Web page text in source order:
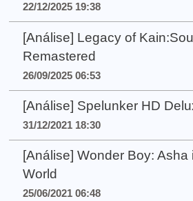
22/12/2025 19:38
[Análise] Legacy of
Remastered
26/09/2025 06:53
[Análise] Spelunker HD
31/12/2021 18:30
[Análise] Wonder Boy: Asha
World
25/06/2021 06:48